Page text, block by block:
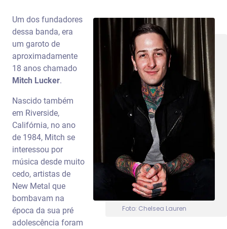
Foto: Chelsea Lauren
Um dos fundadores
dessa banda, era
um garoto de
aproximadamente
18 anos chamado
Mitch Lucker.
Nascido também
em Riverside,
Califórnia, no ano
de 1984, Mitch se
interessou por
música desde muito
cedo, artistas de
New Metal que
bombavam na
época da sua pré
adolescência foram